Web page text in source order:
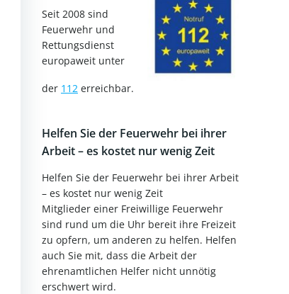
Seit 2008 sind
Feuerwehr und
Rettungsdienst
europaweit unter
der 112 erreichbar.
Helfen Sie der Feuerwehr bei ihrer
Arbeit – es kostet nur wenig Zeit
Helfen Sie der Feuerwehr bei ihrer Arbeit
– es kostet nur wenig Zeit
Mitglieder einer Freiwillige Feuerwehr
sind rund um die Uhr bereit ihre Freizeit
zu opfern, um anderen zu helfen. Helfen
auch Sie mit, dass die Arbeit der
ehrenamtlichen Helfer nicht unnötig
erschwert wird.